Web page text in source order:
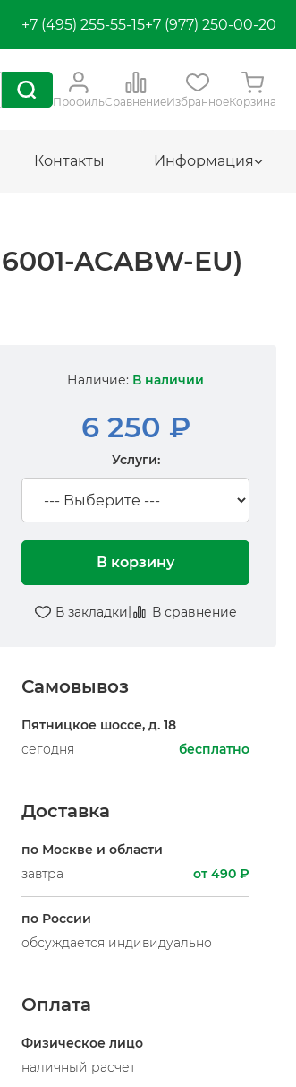
+7 (495) 255-55-15+7 (977) 250-00-20
ПрофильСравнениеИзбранноеКорзина
Контакты Информация
ACABW-EU)
Наличие: В наличии
6 250 ₽
Услуги:
В корзину
В закладки| В сравнение
Самовывоз
Пятницкое шоссе, д. 18
сегодня
бесплатно
Доставка
по Москве и области
завтра
от 490 ₽
по России
обсуждается индивидуально
Оплата
Физическое лицо
наличный расчет